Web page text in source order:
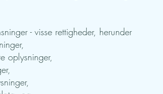
- visse rettigheder, herunder
oplysninger,